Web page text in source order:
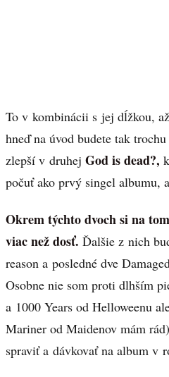
To v kombinácii s jej dĺžkou,
hneď na úvod budete tak
zlepší v druhej God is dead?,
počuť ako prvý singel albumu,
Okrem týchto dvoch si na
viac než dosť. Ďalšie z nich
reason a posledné dve
Osobne nie som proti dlhším
a 1000 Years od Helloweenu
Mariner od Maidenov mám
spraviť a dávkovať na album v